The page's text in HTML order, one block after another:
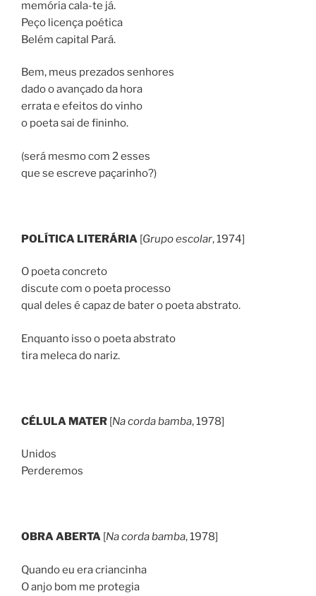
memória cala-te já.
Peço licença poética
Belém capital Pará.
Bem, meus prezados senhores
dado o avançado da hora
errata e efeitos do vinho
o poeta sai de fininho.
(será mesmo com 2 esses
que se escreve paçarinho?)
POLÍTICA LITERÁRIA [Grupo escolar, 1974]
O poeta concreto
discute com o poeta processo
qual deles é capaz de bater o poeta abstrato.
Enquanto isso o poeta abstrato
tira meleca do nariz.
CÉLULA MATER [Na corda bamba, 1978]
Unidos
Perderemos
OBRA ABERTA [Na corda bamba, 1978]
Quando eu era criancinha
O anjo bom me protegia